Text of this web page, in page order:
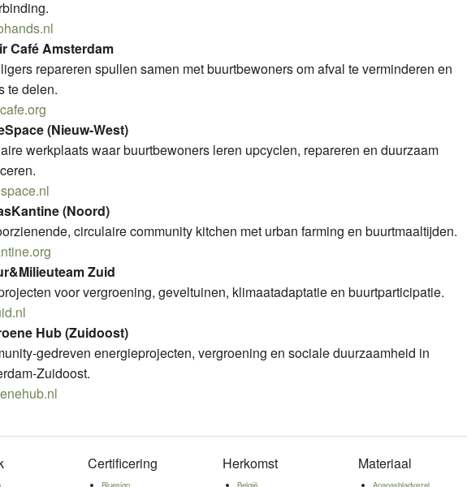
Café Amsterdam
repareren spullen samen met buurtbewoners om afval te verminderen en
te delen.
(Nieuw-West)
werkplaats waar buurtbewoners leren upcyclen, repareren en duurzaam
(Noord)
circulaire community kitchen met urban farming en buurtmaaltijden.
Zuid
voor vergroening, geveltuinen, klimaatadaptatie en buurtparticipatie.
Hub (Zuidoost)
gedreven energieprojecten, vergroening en sociale duurzaamheid in
Zuidoost.
Certificering Herkomst Materiaal